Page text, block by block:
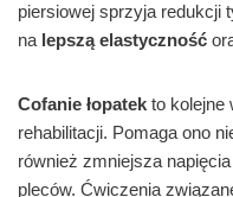
piersiowej sprzyja redukcji
na lepszą elastyczność
Cofanie łopatek to kolejne
rehabilitacji. Pomaga ono
również zmniejsza
pleców. Ćwiczenia